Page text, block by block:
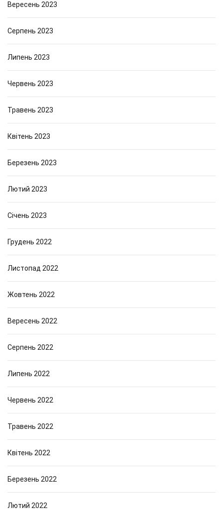
Вересень 2023
Серпень 2023
Липень 2023
Червень 2023
Травень 2023
Квітень 2023
Березень 2023
Лютий 2023
Січень 2023
Грудень 2022
Листопад 2022
Жовтень 2022
Вересень 2022
Серпень 2022
Липень 2022
Червень 2022
Травень 2022
Квітень 2022
Березень 2022
Лютий 2022